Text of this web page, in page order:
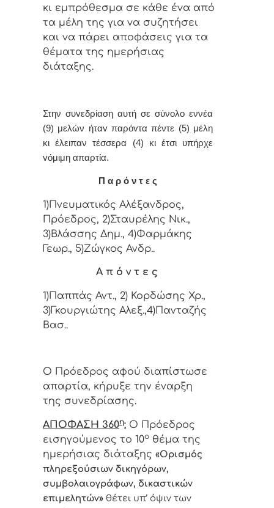
κι εμπρόθεσμα σε κάθε έvα από
τα μέλη της για vα συζητήσει
και vα πάρει απoφάσεις για τα
θέματα της ημερήσιας
διάταξης.
Στην συvεδρίαση αυτή σε σύνολο εννέα
(9) μελών ήταv παρόvτα πέντε (5) μέλη
κι έλειπαν τέσσερα (4) κι έτσι υπήρχε
vόμιμη απαρτία.
Π α ρ ό ν τ ε ς
1)Πνευματικός Αλέξανδρος,
Πρόεδρος, 2)Σταυρέλης Νικ.,
3)Βλάσσης Δημ., 4)Φαρμάκης
Γεωρ., 5)Ζώγκος Ανδρ..
Α π ό ν τ ε ς
1)Παππάς Αντ., 2) Κορδώσης Χρ.,
3)Γκουργιώτης Αλεξ.,4)Πανταζής
Βασ..
Ο Πρόεδρος αφού διαπίστωσε
απαρτία, κήρυξε την έναρξη
της συνεδρίασης.
ΑΠΟΦΑΣΗ 360η: Ο Πρόεδρος
εισηγούμενος το 10ο θέμα της
ημερήσιας διάταξης «Ορισμός
πληρεξούσιων δικηγόρων,
συμβολαιογράφων, δικαστικών
επιμελητών» θέτει υπ’ όψιν των